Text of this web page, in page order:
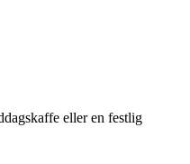
eller en festlig